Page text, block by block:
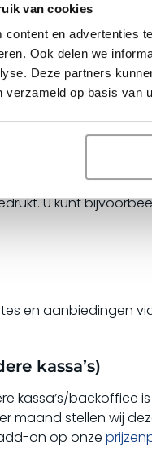
van cookies
content en advertenties
Ook delen we
Deze partners
verzameld op basis van
gebruiksvriendelijk.
versturen met
die automatisch
U kunt
en aanbiedingen
kassa’s)
kassa’s/
maand stellen wij
on op onze